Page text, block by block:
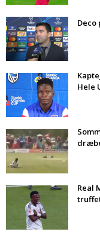
Deco
Hele
Real